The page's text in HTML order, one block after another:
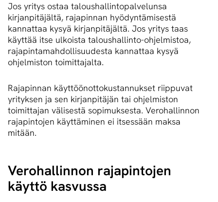
Jos yritys ostaa taloushallintopalvelunsa
kirjanpitäjältä, rajapinnan hyödyntämisestä
kannattaa kysyä kirjanpitäjältä. Jos yritys taas
käyttää itse ulkoista taloushallinto-ohjelmistoa,
rajapintamahdollisuudesta kannattaa kysyä
ohjelmiston toimittajalta.
Rajapinnan käyttöönottokustannukset riippuvat
yrityksen ja sen kirjanpitäjän tai ohjelmiston
toimittajan välisestä sopimuksesta. Verohallinnon
rajapintojen käyttäminen ei itsessään maksa
mitään.
Verohallinnon rajapintojen
käyttö kasvussa